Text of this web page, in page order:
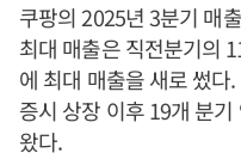
쿠팡의 2025년 3분기 매
최대 매출은 직전분기의
에 최대 매출을 새로 썼
증시 상장 이후 19개 분
왔다.